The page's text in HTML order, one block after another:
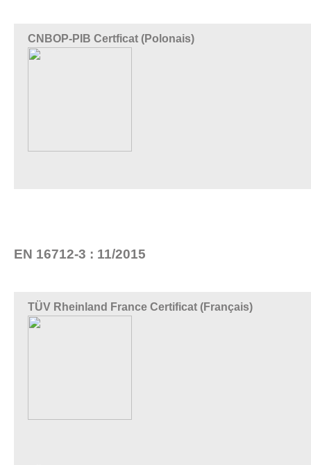
CNBOP-PIB Certficat (Polonais)
EN 16712-3 : 11/2015
TÜV Rheinland France Certificat (Français)